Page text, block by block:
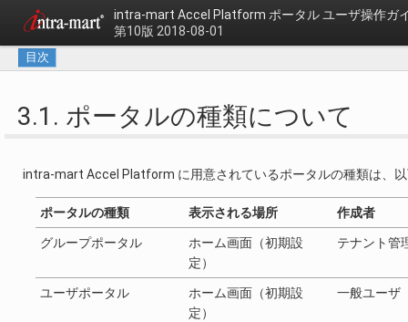
intra-mart Accel Platform ポータル ユーザ操作ガ
第10版 2018-08-01
目次
3.1. ポータルの種類について
intra-mart Accel Platform に用意されているポータルの種類は、
ポータルの種類 表示される場所 作成者
グループポータル
ホーム画面（初期設
定）
テナント管
ユーザポータル
ホーム画面（初期設
定）
一般ユーザ